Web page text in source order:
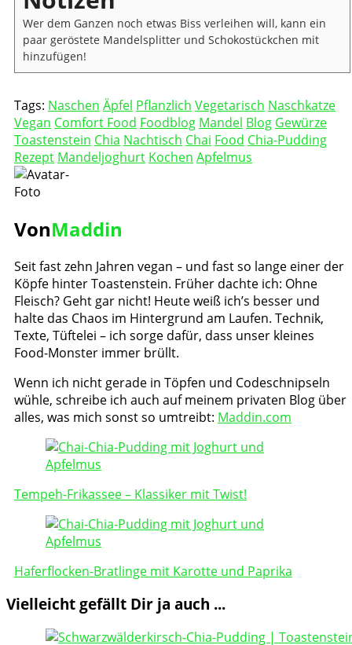
Wer dem Ganzen noch etwas Biss verleihen will, kann ein
paar geröstete Mandelsplitter und Schokostückchen mit
hinzufügen!
Tags: Naschen Äpfel Pflanzlich Vegetarisch Naschkatze
Vegan Comfort Food Foodblog Mandel Blog Gewürze
Toastenstein Chia Nachtisch Chai Food Chia-Pudding
Rezept Mandeljoghurt Kochen Apfelmus
VonMaddin
Seit fast zehn Jahren vegan – und fast so lange einer der
Köpfe hinter Toastenstein. Früher dachte ich: Ohne
Fleisch? Geht gar nicht! Heute weiß ich’s besser und
halte das Chaos im Hintergrund am Laufen. Technik,
Texte, Tüftelei – ich sorge dafür, dass unser kleines
Food-Monster immer brüllt.
Wenn ich nicht gerade in Töpfen und Codeschnipseln
wühle, schreibe ich auch auf meinem privaten Blog über
alles, was mich sonst so umtreibt: Maddin.com
Post
Navigation
Tempeh-Frikassee – Klassiker mit Twist!
Haferflocken-Bratlinge mit Karotte und Paprika
Vielleicht gefällt Dir ja auch ...